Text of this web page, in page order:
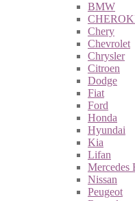
BMW
Chery
Chevrolet
Chrysler
Citroen
Dodge
Fiat
Ford
Honda
Hyundai
Kia
Lifan
Mercedes
Nissan
Peugeot